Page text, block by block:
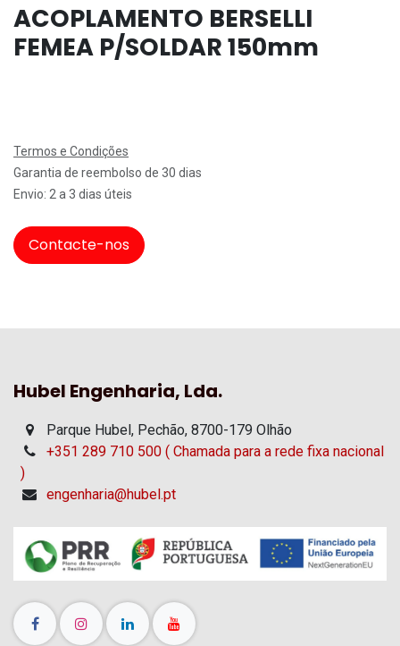
ACOPLAMENTO BERSELLI
FEMEA P/SOLDAR 150mm
Termos e Condições
Garantia de reembolso de 30 dias
Envio: 2 a 3 dias úteis
Contacte-nos
Hubel Engenharia, Lda.
Parque Hubel, Pechão, 8700-179 Olhão
+351 289 710 500 ( Chamada para a rede fixa nacional
)
engenharia@hubel.pt